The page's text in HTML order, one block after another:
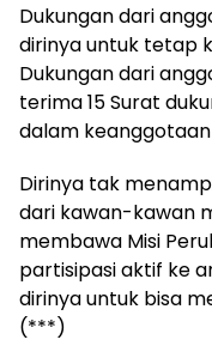
Dukungan dari
dirinya untuk tetap
Dukungan dari
terima 15 Surat
dalam keanggotaan
Dirinya tak
dari kawan-kawan
membawa Misi
partisipasi aktif ke
dirinya untuk bisa
(***)